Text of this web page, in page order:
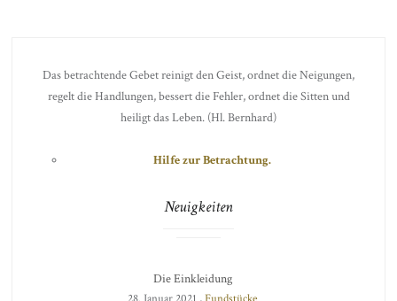
Das betrachtende Gebet reinigt den Geist, ordnet die Neigungen,
regelt die Handlungen, bessert die Fehler, ordnet die Sitten und
heiligt das Leben. (Hl. Bernhard)
Hilfe zur Betrachtung.
Neuigkeiten
Die Einkleidung